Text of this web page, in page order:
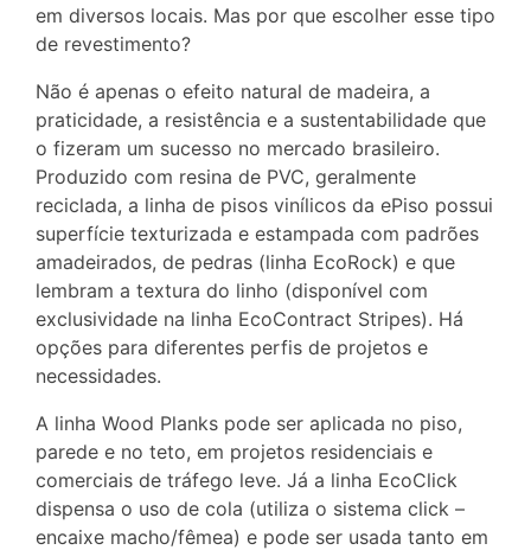
em diversos locais. Mas por que escolher esse tipo
de revestimento?
Não é apenas o efeito natural de madeira, a
praticidade, a resistência e a sustentabilidade que
o fizeram um sucesso no mercado brasileiro.
Produzido com resina de PVC, geralmente
reciclada, a linha de pisos vinílicos da ePiso possui
superfície texturizada e estampada com padrões
amadeirados, de pedras (linha EcoRock) e que
lembram a textura do linho (disponível com
exclusividade na linha EcoContract Stripes). Há
opções para diferentes perfis de projetos e
necessidades.
A linha Wood Planks pode ser aplicada no piso,
parede e no teto, em projetos residenciais e
comerciais de tráfego leve. Já a linha EcoClick
dispensa o uso de cola (utiliza o sistema click –
encaixe macho/fêmea) e pode ser usada tanto em